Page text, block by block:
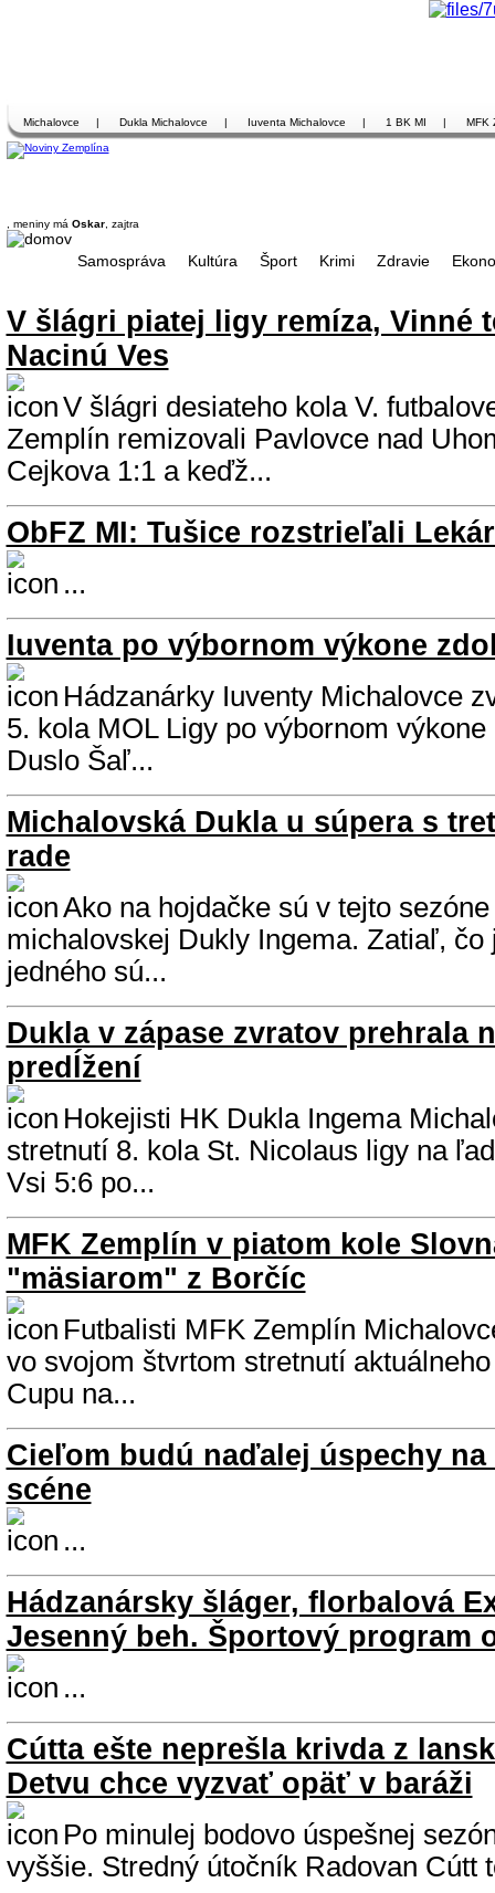
Michalovce | Dukla Michalovce | Iuventa Michalovce | 1 BK MI | MFK
, meniny má Oskar, zajtra
Samospráva Kultúra Šport Krimi Zdravie
V šlágri piatej ligy remíza, Vinné
Nacinú Ves
V šlágri desiateho kola V.
Zemplín remizovali Pavlovce nad
Cejkova 1:1 a keďž...
ObFZ MI: Tušice rozstrieľali
...
Iuventa po výbornom výkone
Hádzanárky Iuventy Michalovce
5. kola MOL Ligy po výbornom
Duslo Šaľ...
Michalovská Dukla u súpera s
rade
Ako na hojdačke sú v tejto
michalovskej Dukly Ingema. Zatiaľ, čo
jedného sú...
Dukla v zápase zvratov prehrala
predĺžení
Hokejisti HK Dukla Ingema
stretnutí 8. kola St. Nicolaus ligy na
Vsi 5:6 po...
MFK Zemplín v piatom kole
"mäsiarom" z Borčíc
Futbalisti MFK Zemplín
vo svojom štvrtom stretnutí
Cupu na...
Cieľom budú naďalej úspechy
scéne
...
Hádzanársky šláger, florbalová
Jesenný beh. Športový program
...
Cútta ešte neprešla krivda z
Detvu chce vyzvať opäť v baráži
Po minulej bodovo úspešnej
vyššie. Stredný útočník Radovan Cútt